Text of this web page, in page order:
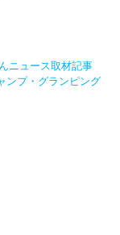
ニュース取材記事
ンプ・グランピング